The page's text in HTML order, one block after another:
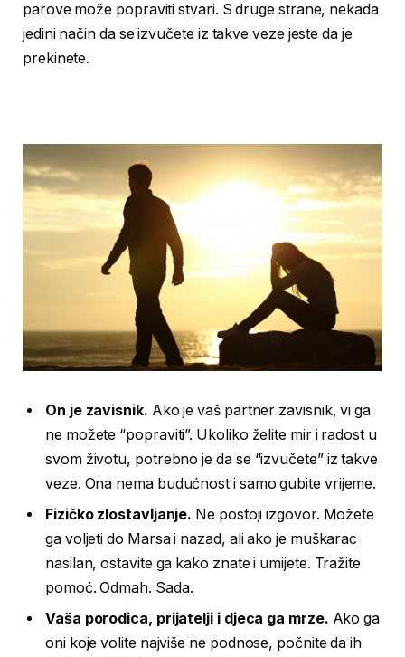
parove može popraviti stvari. S druge strane, nekada
jedini način da se izvučete iz takve veze jeste da je
prekinete.
On je zavisnik. Ako je vaš partner zavisnik, vi ga
ne možete “popraviti”. Ukoliko želite mir i radost u
svom životu, potrebno je da se “izvučete” iz takve
veze. Ona nema budućnost i samo gubite vrijeme.
Fizičko zlostavljanje. Ne postoji izgovor. Možete
ga voljeti do Marsa i nazad, ali ako je muškarac
nasilan, ostavite ga kako znate i umijete. Tražite
pomoć. Odmah. Sada.
Vaša porodica, prijatelji i djeca ga mrze. Ako ga
oni koje volite najviše ne podnose, počnite da ih